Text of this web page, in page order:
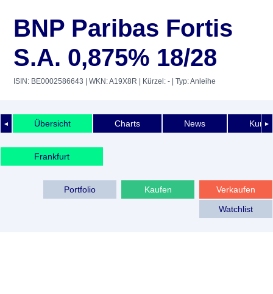
BNP Paribas Fortis
S.A. 0,875% 18/28
ISIN: BE0002586643 | WKN: A19X8R | Kürzel: - | Typ: Anleihe
◄ ►
Übersicht Charts News
Frankfurt
Verkaufen
Kaufen
Portfolio
Watchlist